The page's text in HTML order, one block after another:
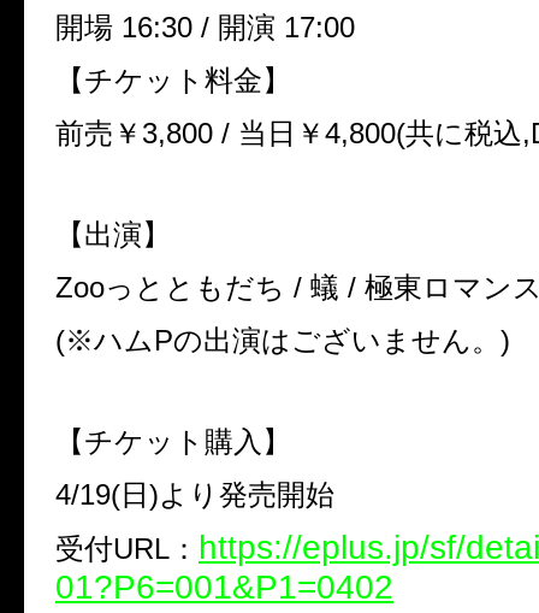
開場 16:30 / 開演 17:00
【チケット料金】
前売￥ 3,800 / 当日￥4,800(共に税込
【出演】
Zooっとともだち / 蟻 / 極東ロマン
(※ハムPの出演はございません。 )
【チケット購入】
4/19(日 )より発売開始
受付URL ： https://eplus.jp/sf/
01?P6=001&P1=0402